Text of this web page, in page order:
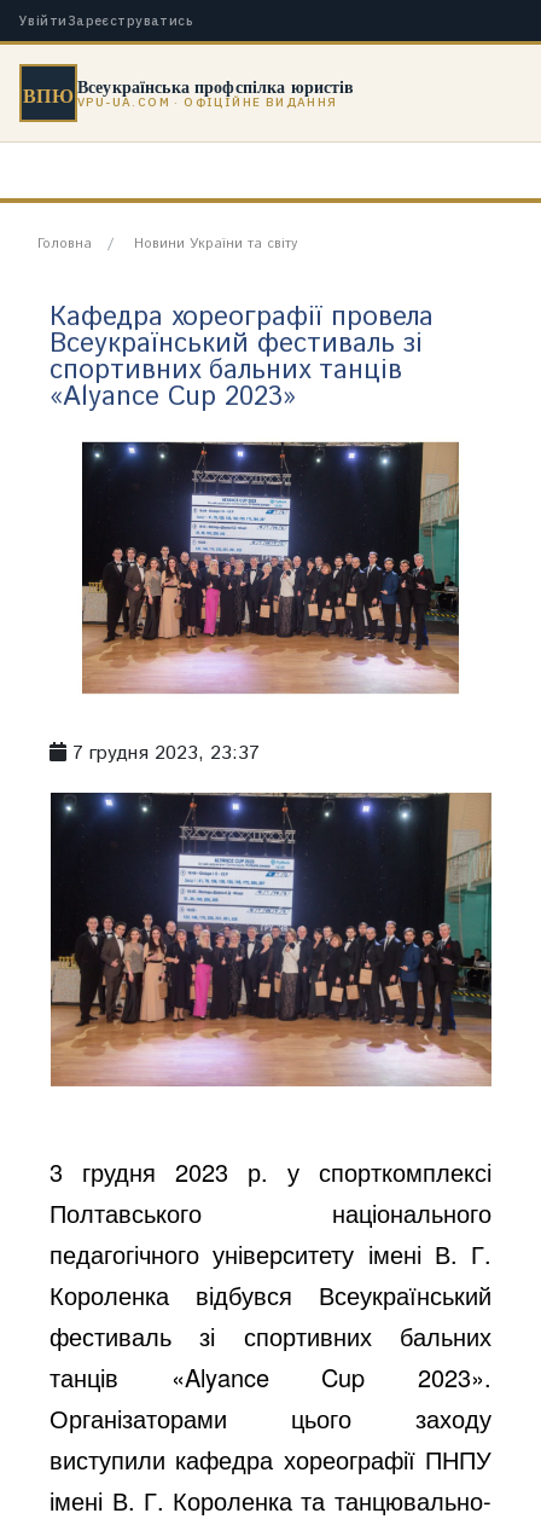
Увійти Зареєструватись
ВПЮВсеукраїнська профспілка юристів
VPU-UA.COM · ОФІЦІЙНЕ ВИДАННЯ
Головна Новини України та світу
Кафедра хореографії провела
Всеукраїнський фестиваль зі
спортивних бальних танців
«Alyance Cup 2023»
7 грудня 2023, 23:37
3 грудня 2023 р. у спорткомплексі
Полтавського національного
педагогічного університету імені В. Г.
Короленка відбувся Всеукраїнський
фестиваль зі спортивних бальних
танців «Alyance Cup 2023».
Організаторами цього заходу
виступили кафедра хореографії ПНПУ
імені В. Г. Короленка та танцювально-